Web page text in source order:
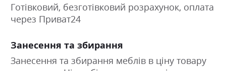
Готівковий, безготівковий розрахунок, оплата
через Приват24
Занесення та збирання
Занесення та збирання меблів в ціну товару